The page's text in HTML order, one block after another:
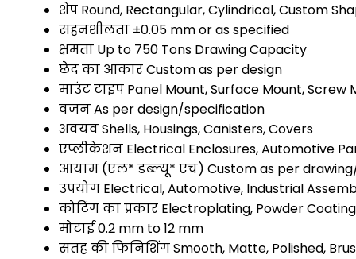
शेप Round, Rectangular, Cylindrical, Custom
सहनशीलता ±0.05 mm or as specified
क्षमता Up to 750 Tons Drawing Capacity
छेद का आकारCustom as per design
माउंट टाइप Panel Mount, Surface Mount, Screw
वज़नAs per design/specification
अवयवShells, Housings, Canisters, Covers
एप्लीकेशन Electrical Enclosures, Automotive
आयाम (एल* डब्ल्यू* एच) Custom as per
उपयोग Electrical, Automotive, Industrial
कोटिंग का प्रकार Electroplating, Powder
मोटाई0.2 mm to 12 mm
सतह की फिनिशिंगSmooth, Matte, Polished,